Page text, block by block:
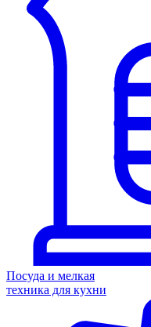
Посуда и мелкая
техника для кухни